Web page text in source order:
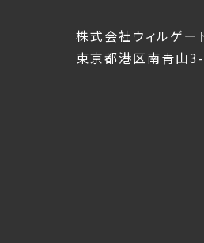
株式会社ウィルゲー
東京都港区南青山